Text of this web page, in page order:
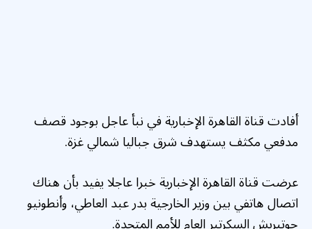
أفادت قناة القاهرة الإخبارية في نبأ عاجل بوجود قصف
مدفعي مكثف يستهدف شرق جباليا شمالي غزة.
عرضت قناة القاهرة الإخبارية خبرا عاجلا يفيد بأن هناك
اتصال هاتفي بين وزير الخارجية بدر عبد العاطي، وأنطونيو